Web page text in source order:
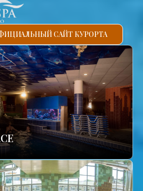
САЙТ КУРОРТА